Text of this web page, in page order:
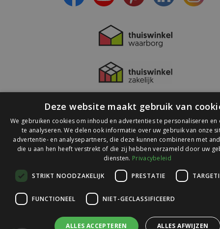
© 2026 Ledlichtdiscounter.nl
op
Webwinkelkeur
Deze website maakt gebruik van
We gebruiken cookies om inhoud en advertenties te personaliseren en
te analyseren. We delen ook informatie over uw gebruik van onze
advertentie- en analysepartners, die deze kunnen combineren met
die u aan hen heeft verstrekt of die zij hebben verzameld door uw
diensten. Privacybeleid
STRIKT NOODZAKELIJK PRESTATIE
FUNCTIONEEL NIET-GECLASSIFICEERD
ALLES ACCEPTEREN ALLES AFWIJZEN